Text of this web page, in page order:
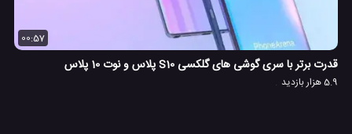
00:57
قدرت برتر با سری گوشی های گلکسی S10 پلاس و نوت 10 پلاس
5.9 هزار بازدید